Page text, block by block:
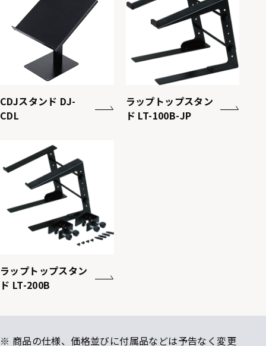
CDJスタンド DJ-
CDL
ラップトップスタン
ド LT-100B-JP
ラップトップスタン
ド LT-200B
※ 商品の仕様、価格並びに付属品などは予告なく変更